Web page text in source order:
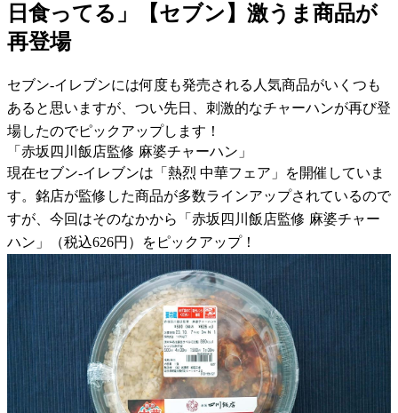
日食ってる」【セブン】激うま商品が
再登場
セブン-イレブンには何度も発売される人気商品がいくつも
あると思いますが、つい先日、刺激的なチャーハンが再び登
場したのでピックアップします！
「赤坂四川飯店監修 麻婆チャーハン」
現在セブン-イレブンは「熱烈 中華フェア」を開催していま
す。銘店が監修した商品が多数ラインアップされているので
すが、今回はそのなかから「赤坂四川飯店監修 麻婆チャー
ハン」（税込626円）をピックアップ！